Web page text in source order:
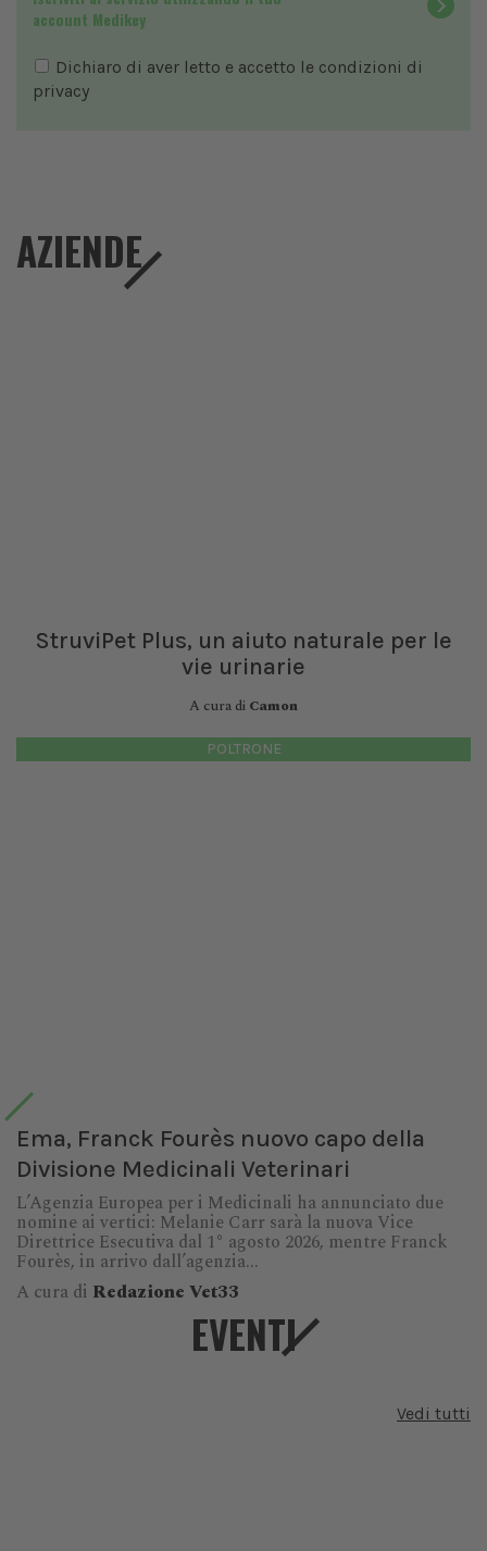
account Medikey
Dichiaro di aver letto e accetto le condizioni di
privacy
AZIENDE
StruviPet Plus, un aiuto naturale per le
vie urinarie
A cura di Camon
POLTRONE
Ema, Franck Fourès nuovo capo della
Divisione Medicinali Veterinari
L’Agenzia Europea per i Medicinali ha annunciato due
nomine ai vertici: Melanie Carr sarà la nuova Vice
Direttrice Esecutiva dal 1° agosto 2026, mentre Franck
Fourès, in arrivo dall’agenzia...
A cura di Redazione Vet33
EVENTI
Vedi tutti